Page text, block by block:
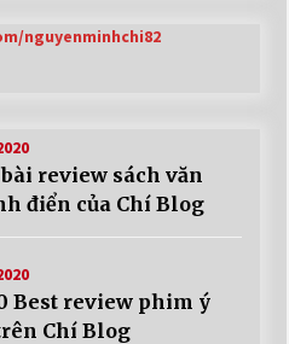
nguyenminhchi82
review sách văn
điển của Chí Blog
Best review phim ý
Chí Blog